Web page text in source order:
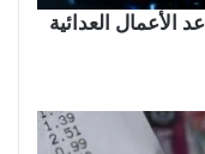
الأعمال العدائية